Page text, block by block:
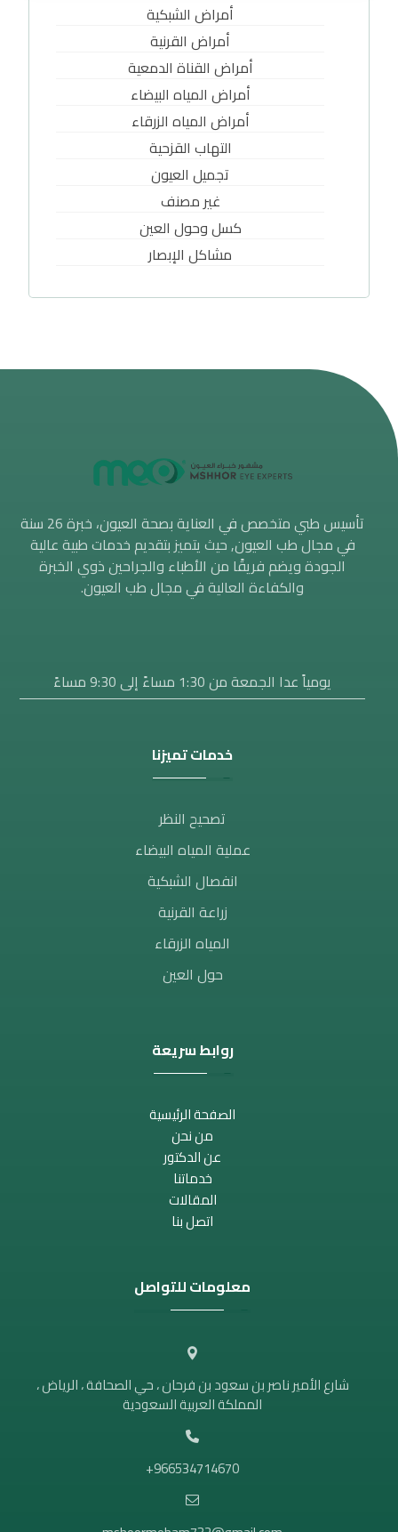
أمراض الشبكية
أمراض القرنية
أمراض القناة الدمعية
أمراض المياه البيضاء
أمراض المياه الزرقاء
التهاب القزحية
تجميل العيون
غير مصنف
كسل وحول العين
مشاكل الإبصار
تأسيس طبي متخصص في العناية بصحة العيون، خبرة 26 سنة
في مجال طب العيون, حيث يتميز بتقديم خدمات طبية عالية
الجودة ويضم فريقًا من الأطباء والجراحين ذوي الخبرة
والكفاءة العالية في مجال طب العيون.
يومياً عدا الجمعة من 1:30 مساءََ إلى 9:30 مساءً
خدمات تميزنا
تصحيح النظر​
عملية المياه البيضاء
انفصال الشبكية
زراعة القرنية
المياه الزرقاء
حول العين
روابط سريعة
الصفحة الرئيسية
من نحن
عن الدكتور
خدماتنا
المقالات
اتصل بنا
معلومات للتواصل
شارع الأمير ناصر بن سعود بن فرحان ، حي الصحافة ، الرياض ،
المملكة العربية السعودية
966534714670+